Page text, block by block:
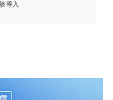
導入